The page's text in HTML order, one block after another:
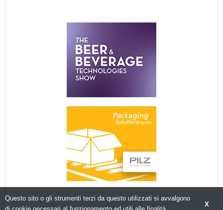
X
Questo sito o gli strumenti terzi da questo utilizzati si avvalgono